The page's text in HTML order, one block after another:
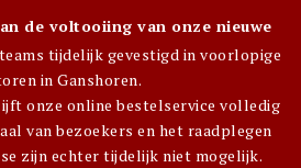
de voltooiing van onze nieuwe
tijdelijk gevestigd in voorlopige
in Ganshoren.
onze online bestelservice volledig
van bezoekers en het raadplegen
zijn echter tijdelijk niet mogelijk.